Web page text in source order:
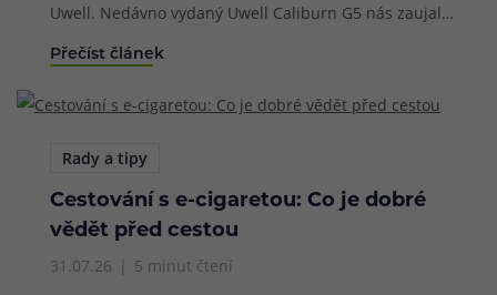
Uwell. Nedávno vydaný Uwell Caliburn G5 nás zaujal
stále skvělé výsledky a rádi bychom vám nabídli naši
uživatelskou recenzi, kterou jsme pro vás sestavili do
testování. Co tedy přináší Uwell Caliburn G5 nového a
Přečíst článek
Rady a tipy
Cestování s e-cigaretou: Co je dobré
vědět před cestou
31.07.26
5 minut čtení